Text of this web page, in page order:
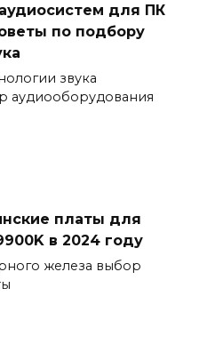
для ПК
по подбору
звука
аудиооборудования
платы для
в 2024 году
железа выбор